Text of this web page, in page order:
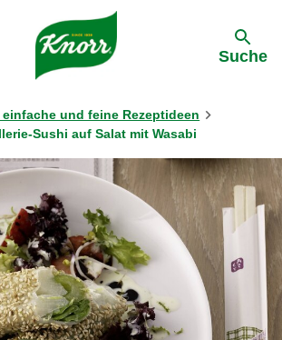
Suche
und feine Rezeptideen
Sushi auf Salat mit Wasabi